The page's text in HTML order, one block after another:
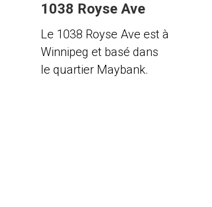
1038 Royse Ave
Le 1038 Royse Ave est à
Winnipeg et basé dans
le quartier Maybank.